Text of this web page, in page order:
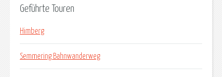
Geführte Touren
Himberg
Semmering Bahnwanderweg